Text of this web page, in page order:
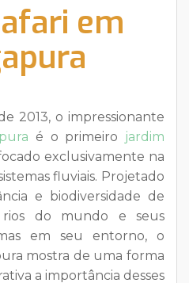
em
2013, o impressionante
é o primeiro
jardim
exclusivamente na
fluviais. Projetado
e biodiversidade de
rios do mundo e seus
em seu entorno, o
mostra de uma forma
a importância desses